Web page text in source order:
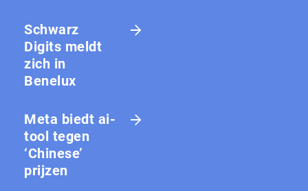
Schwarz
Digits meldt
zich in
Benelux
Meta biedt ai-
tool tegen
‘Chinese’
prijzen